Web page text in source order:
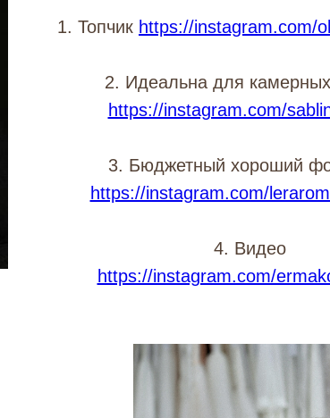
1. Топчик https://instagram.com/
2. Идеальна для
https://instagram.com/
3. Бюджетный хороший
https://instagram.com/
4. Видео
https://instagram.com/